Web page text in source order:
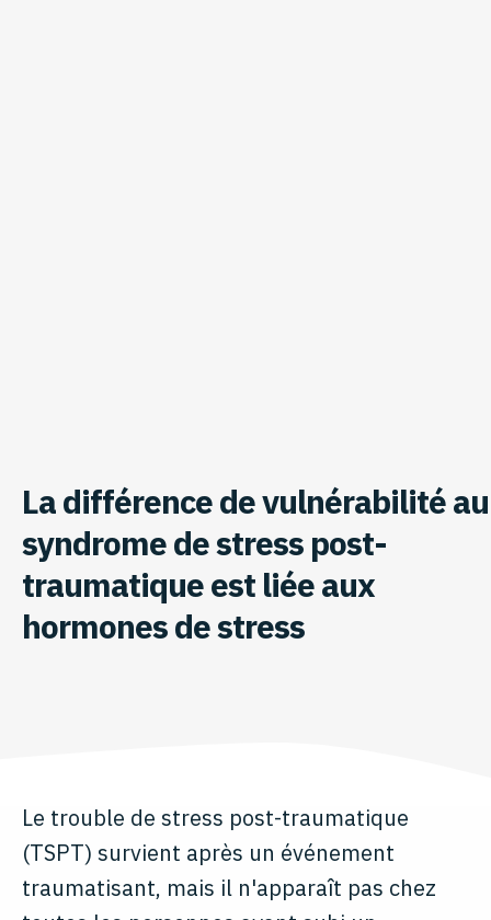
La différence de vulnérabilité au
syndrome de stress post-
traumatique est liée aux
hormones de stress
Le trouble de stress post-traumatique
(TSPT) survient après un événement
traumatisant, mais il n'apparaît pas chez